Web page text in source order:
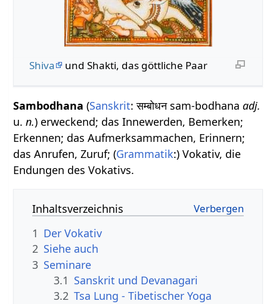
Shiva und Shakti, das göttliche Paar
Sambodhana (Sanskrit: सम्बोधन sam-bodhanaadj.
u.n.) erweckend; das Innewerden, Bemerken;
Erkennen; das Aufmerksammachen, Erinnern;
das Anrufen, Zuruf; (Grammatik:) Vokativ, die
Endungen des Vokativs.
Inhaltsverzeichnis
1 Der Vokativ
2 Siehe auch
3 Seminare
3.1 Sanskrit und Devanagari
3.2 Tsa Lung - Tibetischer Yoga